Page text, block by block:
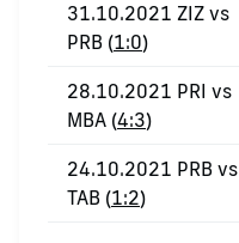
31.10.2021 ZIZ vs
PRB (1:0)
28.10.2021 PRI vs
MBA (4:3)
24.10.2021 PRB vs
TAB (1:2)